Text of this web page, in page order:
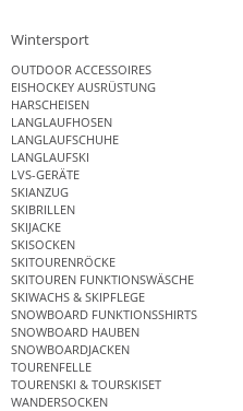
Wintersport
OUTDOOR ACCESSOIRES
EISHOCKEY AUSRÜSTUNG
HARSCHEISEN
LANGLAUFHOSEN
LANGLAUFSCHUHE
LANGLAUFSKI
LVS-GERÄTE
SKIANZUG
SKIBRILLEN
SKIJACKE
SKISOCKEN
SKITOURENRÖCKE
SKITOUREN FUNKTIONSWÄSCHE
SKIWACHS & SKIPFLEGE
SNOWBOARD FUNKTIONSSHIRTS
SNOWBOARD HAUBEN
SNOWBOARDJACKEN
TOURENFELLE
TOURENSKI & TOURSKISET
WANDERSOCKEN